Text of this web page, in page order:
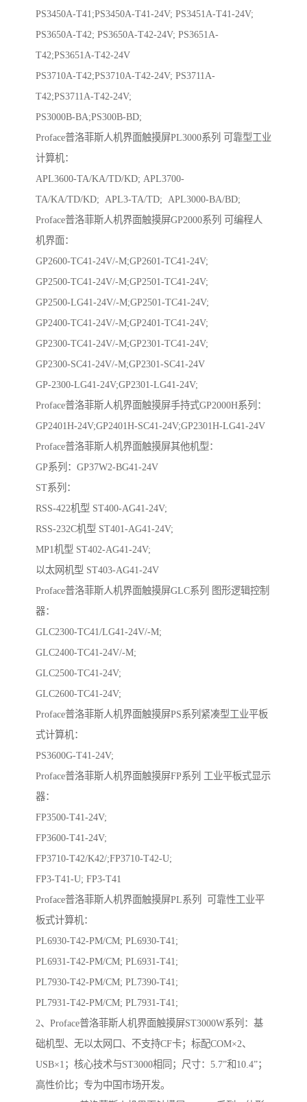
PS3450A-T41;PS3450A-T41-24V; PS3451A-T41-24V;
PS3650A-T42; PS3650A-T42-24V; PS3651A-
T42;PS3651A-T42-24V
PS3710A-T42;PS3710A-T42-24V; PS3711A-
T42;PS3711A-T42-24V;
PS3000B-BA;PS300B-BD;
Proface普洛菲斯人机界面触摸屏PL3000系列 可靠型工业
计算机：
APL3600-TA/KA/TD/KD; APL3700-
TA/KA/TD/KD; APL3-TA/TD; APL3000-BA/BD;
Proface普洛菲斯人机界面触摸屏GP2000系列 可编程人
机界面：
GP2600-TC41-24V/-M;GP2601-TC41-24V;
GP2500-TC41-24V/-M;GP2501-TC41-24V;
GP2500-LG41-24V/-M;GP2501-TC41-24V;
GP2400-TC41-24V/-M;GP2401-TC41-24V;
GP2300-TC41-24V/-M;GP2301-TC41-24V;
GP2300-SC41-24V/-M;GP2301-SC41-24V
GP-2300-LG41-24V;GP2301-LG41-24V;
Proface普洛菲斯人机界面触摸屏手持式GP2000H系列：
GP2401H-24V;GP2401H-SC41-24V;GP2301H-LG41-24V
Proface普洛菲斯人机界面触摸屏其他机型：
GP系列：GP37W2-BG41-24V
ST系列：
RSS-422机型 ST400-AG41-24V;
RSS-232C机型 ST401-AG41-24V;
MP1机型 ST402-AG41-24V;
以太网机型 ST403-AG41-24V
Proface普洛菲斯人机界面触摸屏GLC系列 图形逻辑控制
器：
GLC2300-TC41/LG41-24V/-M;
GLC2400-TC41-24V/-M;
GLC2500-TC41-24V;
GLC2600-TC41-24V;
Proface普洛菲斯人机界面触摸屏PS系列紧凑型工业平板
式计算机：
PS3600G-T41-24V;
Proface普洛菲斯人机界面触摸屏FP系列 工业平板式显示
器：
FP3500-T41-24V;
FP3600-T41-24V;
FP3710-T42/K42/;FP3710-T42-U;
FP3-T41-U; FP3-T41
Proface普洛菲斯人机界面触摸屏PL系列 可靠性工业平
板式计算机：
PL6930-T42-PM/CM; PL6930-T41;
PL6931-T42-PM/CM; PL6931-T41;
PL7930-T42-PM/CM; PL7390-T41;
PL7931-T42-PM/CM; PL7931-T41;
2、Proface普洛菲斯人机界面触摸屏ST3000W系列：基
础机型、无以太网口、不支持CF卡；标配COM×2、
USB×1；核心技术与ST3000相同；尺寸：5.7”和10.4”；
高性价比；专为中国市场开发。